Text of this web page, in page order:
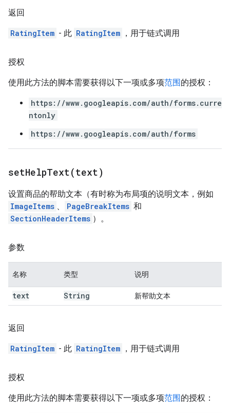
返回
RatingItem - 此 RatingItem ，用于链式调用
授权
使用此方法的脚本需要获得以下一项或多项范围的授权：
https://www.googleapis.com/auth/forms.curre
ntonly
https://www.googleapis.com/auth/forms
setHelpText(text)
设置商品的帮助文本（有时称为布局项的说明文本，例如
ImageItems 、 PageBreakItems 和
SectionHeaderItems ）。
参数
名称 类型 说明
text String 新帮助文本
返回
RatingItem - 此 RatingItem ，用于链式调用
授权
使用此方法的脚本需要获得以下一项或多项范围的授权：